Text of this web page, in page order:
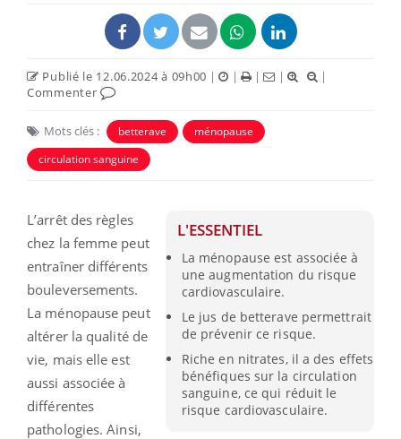
Publié le 12.06.2024 à 09h00 | | | |
|
Commenter
Mots clés : betterave
ménopause
circulation sanguine
L'ESSENTIEL
La ménopause est associée à
une augmentation du risque
cardiovasculaire.
Le jus de betterave permettrait
de prévenir ce risque.
Riche en nitrates, il a des effets
bénéfiques sur la circulation
sanguine, ce qui réduit le
risque cardiovasculaire.
L’arrêt des règles
chez la femme peut
entraîner différents
bouleversements.
La ménopause peut
altérer la qualité de
vie, mais elle est
aussi associée à
différentes
pathologies. Ainsi,